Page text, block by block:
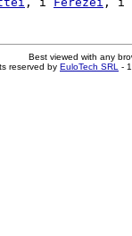
Best viewed with any
reserved by EuloTech SRL -